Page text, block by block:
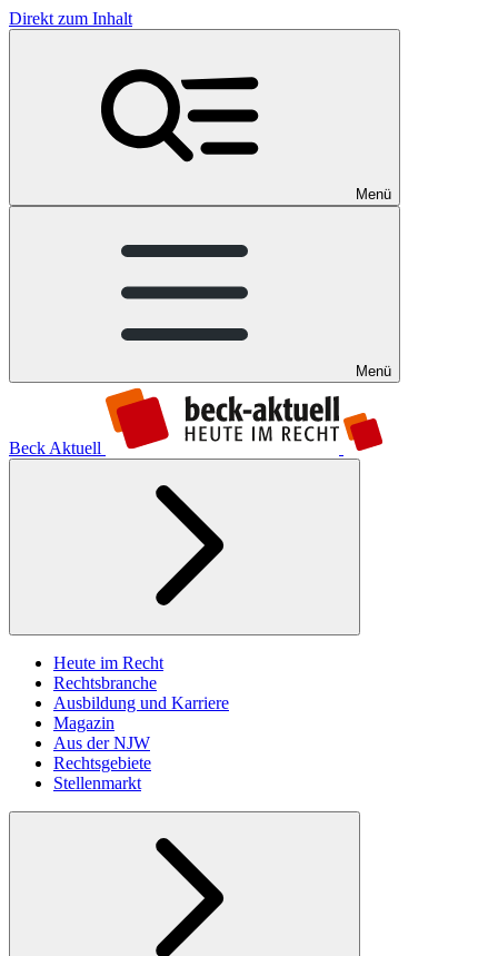
Direkt zum Inhalt
Menü
Menü
Beck Aktuell
Heute im Recht
Rechtsbranche
Ausbildung und Karriere
Magazin
Aus der NJW
Rechtsgebiete
Stellenmarkt